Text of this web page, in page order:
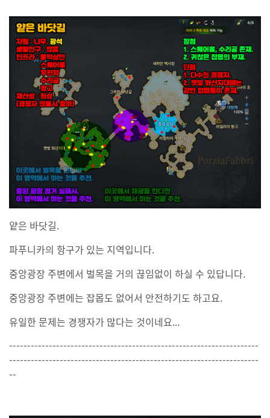
얕은 바닷길.
파푸니카의 항구가 있는 지역입니다.
중앙광장 주변에서 벌목을 거의 끊임없이 하실 수 있답니다.
중앙광장 주변에는 잡몹도 없어서 안전하기도 하고요.
유일한 문제는 경쟁자가 많다는 것이네요...
---------------------------------------------------------------------
---------------------------------------------------------------------
--